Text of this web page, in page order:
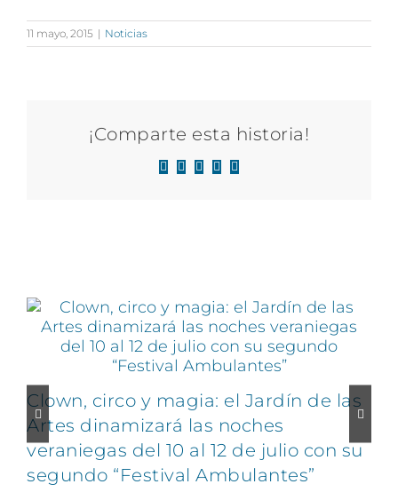
11 mayo, 2015 | Noticias
¡Comparte esta historia!
Facebook
X LinkedIn
WhatsApp
Correo
Clown, circo y magia: el Jardín de las
Artes dinamizará las noches
veraniegas del 10 al 12 de julio con su
segundo “Festival Ambulantes”